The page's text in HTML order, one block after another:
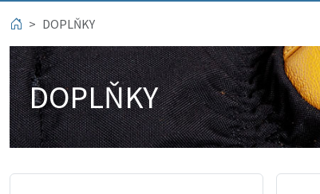
DOPLŇKY
DOPLŇKY